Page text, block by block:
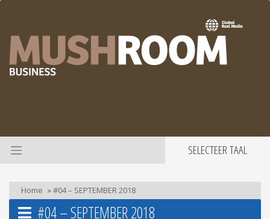
SELECTEER TAAL
Home »#04 – SEPTEMBER 2018
#04 – SEPTEMBER 2018